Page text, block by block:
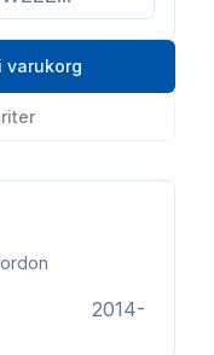
varukorg
2014-